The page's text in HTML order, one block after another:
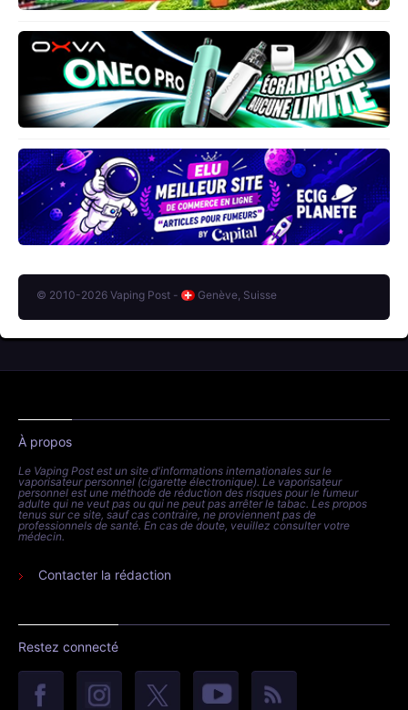
© 2010-2026 Vaping Post - Genève, Suisse
À propos
Le Vaping Post est un site d'informations internationales sur le
vaporisateur personnel (cigarette électronique). Le vaporisateur
personnel est une méthode de réduction des risques pour le fumeur
adulte qui ne veut pas ou qui ne peut pas arrêter le tabac. Les propos
tenus sur ce site, sauf cas contraire, ne proviennent pas de
professionnels de santé. En cas de doute, veuillez consulter votre
médecin.
Contacter la rédaction
Restez connecté